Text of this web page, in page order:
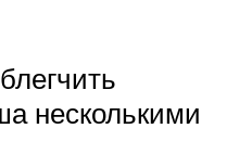
несколькими